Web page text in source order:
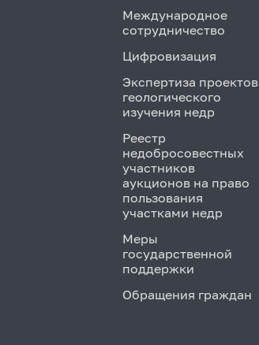
Международное
сотрудничество
Цифровизация
Экспертиза проектов
геологического
изучения недр
Реестр
недобросовестных
участников
аукционов на право
пользования
участками недр
Меры
государственной
поддержки
Обращения граждан